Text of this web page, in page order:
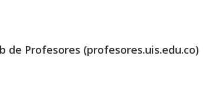
Profesores (profesores.uis.edu.co)